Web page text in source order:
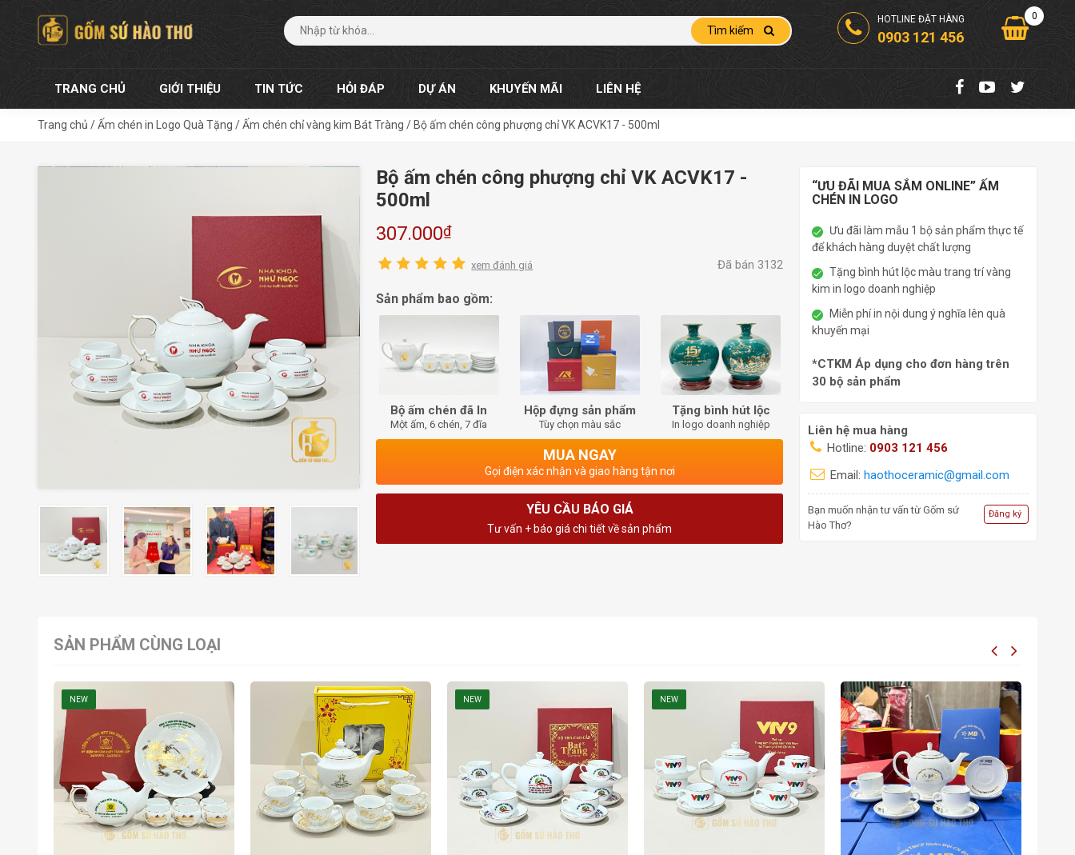
Tìm kiếm
HOTLINE ĐẶT HÀNG
0903 121 456
0
TRANG CHỦ GIỚI THIỆU TIN TỨC HỎI ĐÁP DỰ ÁN KHUYẾN MÃI LIÊN HỆ
Trang chủ /Ấm chén in Logo Quà Tặng /Ấm chén chỉ vàng kim Bát Tràng / Bộ ấm chén công phượng chỉ VK ACVK17 - 500ml
Bộ ấm chén công phượng chỉ VK ACVK17 -
500ml
307.000₫
xem đánh giá Đã bán 3132
Sản phẩm bao gồm:
Bộ ấm chén đã In
Một ấm, 6 chén, 7 đĩa
Hộp đựng sản phẩm
Tùy chọn màu sắc
Tặng bình hút lộc
In logo doanh nghiệp
MUA NGAY
Gọi điện xác nhận và giao hàng tận nơi
YÊU CẦU BÁO GIÁ
Tư vấn + báo giá chi tiết về sản phẩm
“ƯU ĐÃI MUA SẮM ONLINE” ẤM
CHÉN IN LOGO
Ưu đãi làm mẫu 1 bộ sản phẩm thực tế
để khách hàng duyệt chất lượng
Tặng bình hút lộc màu trang trí vàng
kim in logo doanh nghiệp
Miễn phí in nội dung ý nghĩa lên quà
khuyến mại
*CTKM Áp dụng cho đơn hàng trên
30 bộ sản phẩm
Liên hệ mua hàng
Hotline: 0903 121 456
Email:haothoceramic@gmail.com
Bạn muốn nhận tư vấn từ Gốm sứ
Hào Thơ?
Đăng ký
SẢN PHẨM CÙNG LOẠI
NEW